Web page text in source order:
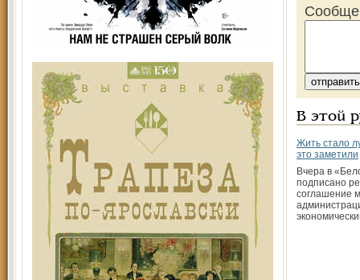
В этой
Жить стало
это заметили
Вчера в
подписано
соглашение